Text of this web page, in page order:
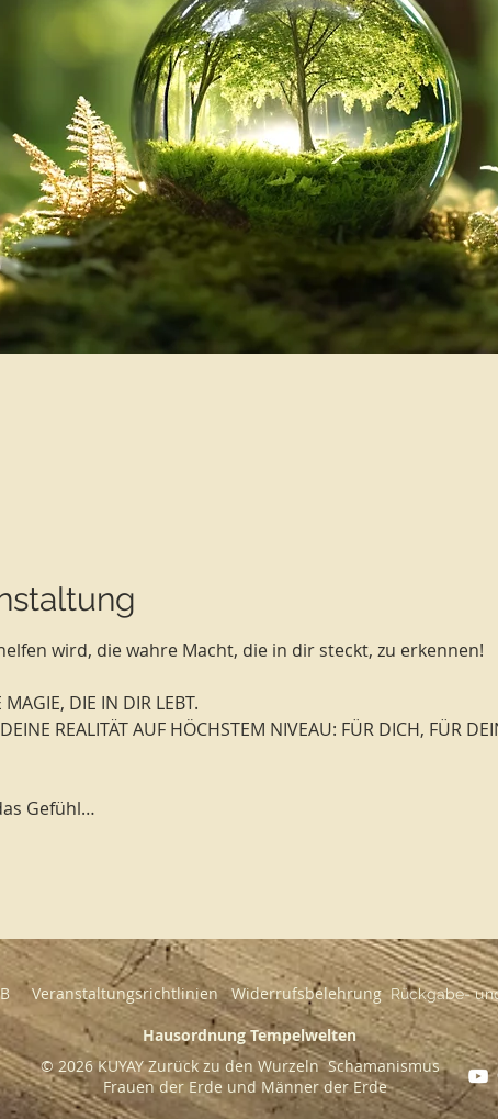
wird, die wahre Macht, die in dir steckt, zu erkennen!
DIE IN DIR LEBT.
REALITÄT AUF HÖCHSTEM NIVEAU: FÜR DICH, FÜR
Gefühl…
Veranstaltungsrichtlinien Widerrufsbelehrung Rückgabe-
Hausordnung Tempelwelten
© 2026 KUYAY Zurück zu den Wurzeln Schamanismus
Frauen der Erde und Männer der Erde